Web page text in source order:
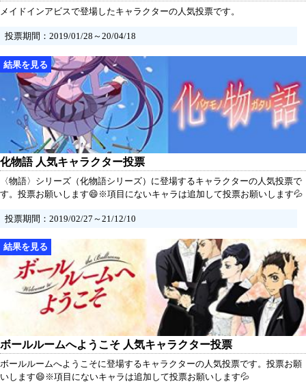
メイドインアビスで登場したキャラクターの人気投票です。
投票期間：2019/01/28～20/04/18
化物語 人気キャラクター投票
〈物語〉シリーズ（化物語シリーズ）に登場するキャラクターの人気投票で
す。投票お願いします😄※項目にないキャラは追加して投票お願いします💦
投票期間：2019/02/27～21/12/10
ボールルームへようこそ 人気キャラクター投票
ボールルームへようこそに登場するキャラクターの人気投票です。投票お願
いします😄※項目にないキャラは追加して投票お願いします💦